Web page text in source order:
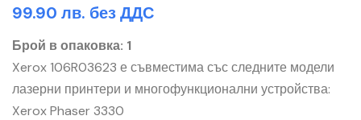
99.90 лв. без ДДС
Брой в опаковка: 1
Xerox 106R03623 е съвместима със следните модели
лазерни принтери и многофункционални устройства:
Xerox Phaser 3330